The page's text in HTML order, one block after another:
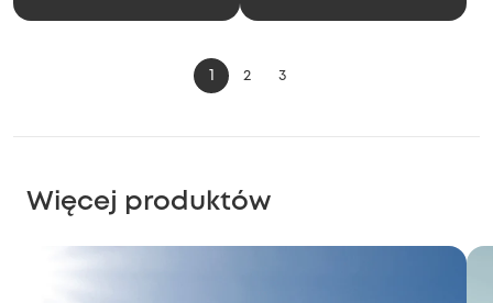
1 2 3
Więcej produktów